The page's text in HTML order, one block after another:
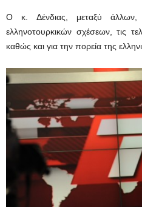
Ο κ.
Δένδιας, μεταξύ
ελληνοτουρκικών σχέσεων, τις
καθώς και για την πορεία της